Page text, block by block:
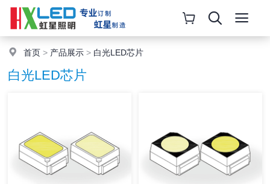
首页 > 产品展示 > 白光LED芯片
白光LED芯片